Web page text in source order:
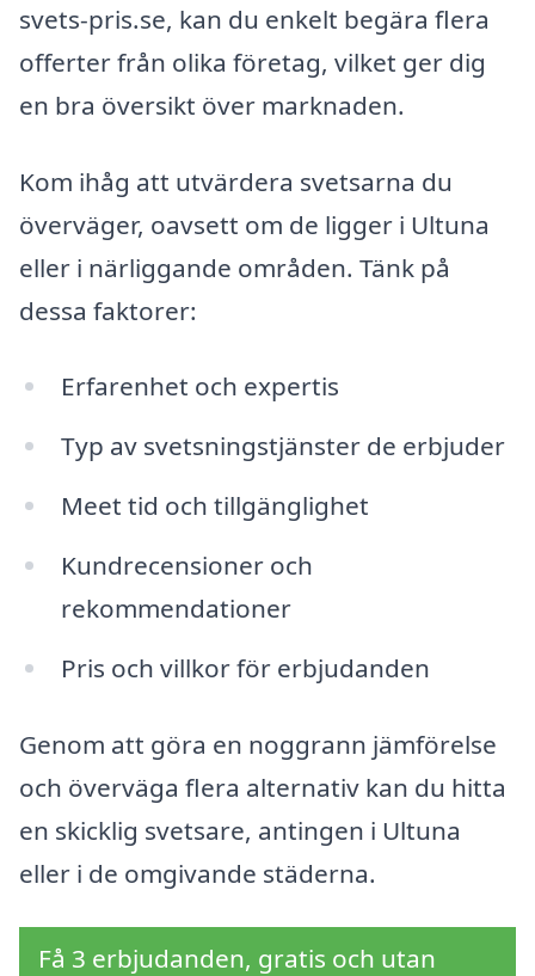
svets-pris.se, kan du enkelt begära flera
offerter från olika företag, vilket ger dig
en bra översikt över marknaden.
Kom ihåg att utvärdera svetsarna du
överväger, oavsett om de ligger i Ultuna
eller i närliggande områden. Tänk på
dessa faktorer:
Erfarenhet och expertis
Typ av svetsningstjänster de erbjuder
Meet tid och tillgänglighet
Kundrecensioner och
rekommendationer
Pris och villkor för erbjudanden
Genom att göra en noggrann jämförelse
och överväga flera alternativ kan du hitta
en skicklig svetsare, antingen i Ultuna
eller i de omgivande städerna.
Få 3 erbjudanden, gratis och utan